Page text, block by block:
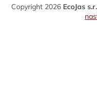
Copyright 2026 EcoJas